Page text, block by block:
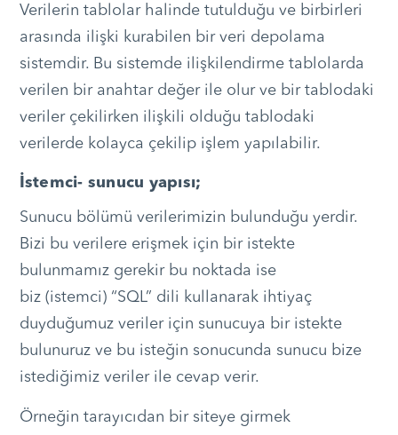
Verilerin tablolar halinde tutulduğu ve birbirleri
arasında ilişki kurabilen bir veri depolama
sistemdir. Bu sistemde ilişkilendirme tablolarda
verilen bir anahtar değer ile olur ve bir tablodaki
veriler çekilirken ilişkili olduğu tablodaki
verilerde kolayca çekilip işlem yapılabilir.
İstemci- sunucu yapısı;
Sunucu bölümü verilerimizin bulunduğu yerdir.
Bizi bu verilere erişmek için bir istekte
bulunmamız gerekir bu noktada ise
biz (istemci) “SQL” dili kullanarak ihtiyaç
duyduğumuz veriler için sunucuya bir istekte
bulunuruz ve bu isteğin sonucunda sunucu bize
istediğimiz veriler ile cevap verir.
Örneğin tarayıcıdan bir siteye girmek